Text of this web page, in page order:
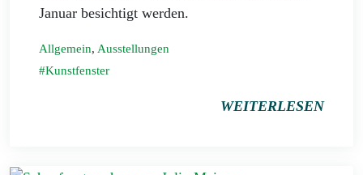
Januar besichtigt werden.
Allgemein, Ausstellungen
Kunstfenster
WEITERLESEN